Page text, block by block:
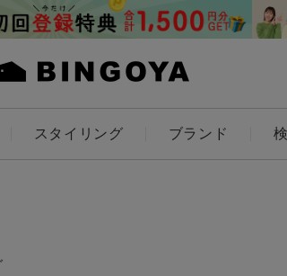
スタイリング ブランド